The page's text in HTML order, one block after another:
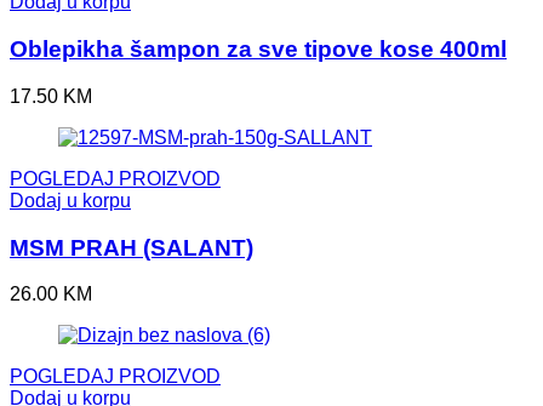
Oblepikha šampon za sve tipove kose 400ml
17.50 KM
POGLEDAJ PROIZVOD
Dodaj u korpu
MSM PRAH (SALANT)
26.00 KM
POGLEDAJ PROIZVOD
Dodaj u korpu